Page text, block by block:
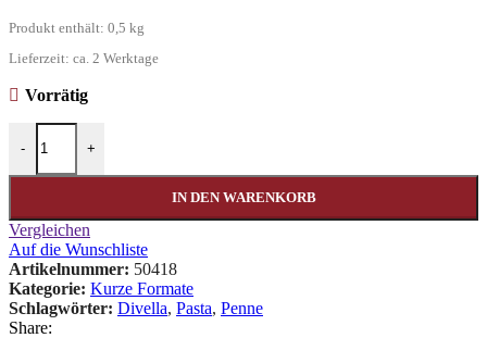
Produkt enthält: 0,5 kg
Lieferzeit: ca. 2 Werktage
Vorrätig
-
Penne Regine 36 Divella Menge
+
IN DEN WARENKORB
Vergleichen
Auf die Wunschliste
Artikelnummer: 50418
Kategorie: Kurze Formate
Schlagwörter: Divella, Pasta, Penne
Share: